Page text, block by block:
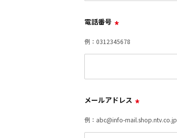
電話番号 *
例：0312345678
メールアドレス *
例：abc@info-mail.shop.ntv.co.jp